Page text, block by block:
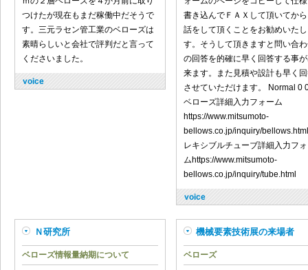
つけたが現在もまだ稼働中だそうで
す。三元ラセン管工業のベローズは
素晴らしいと会社で評判だと言って
くださいました。
書き込んでＦＡＸして頂いてか
話をして頂くことをお勧めいた
す。そうして頂きますと問い合
の回答を的確に早く回答する事
来ます。また見積や設計も早く
させていただけます。 Normal 0
ベローズ詳細入力フォーム
https://www.mitsumoto-
bellows.co.jp/inquiry/
レキシブルチューブ詳細入力フ
ムhttps://www.mitsumoto-
bellows.co.jp/inquiry/tube.html
Ｎ研究所
ベローズ情報量納期について
機械要素技術展の来場者
ベローズ